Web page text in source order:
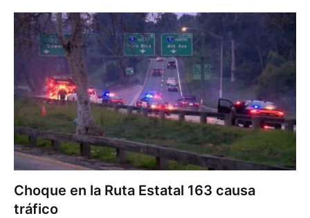
Choque en la Ruta Estatal 163 causa
tráfico